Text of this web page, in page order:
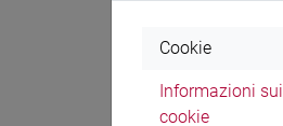
Cookie
Informazioni sui
cookie